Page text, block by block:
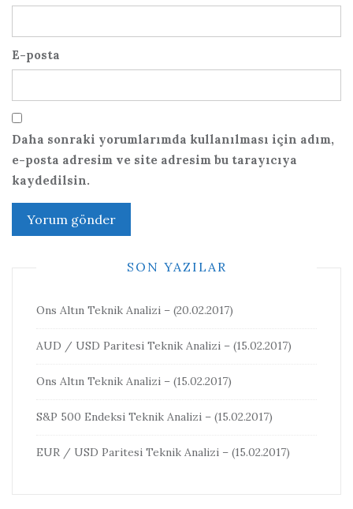
E-posta
Daha sonraki yorumlarımda kullanılması için adım,
e-posta adresim ve site adresim bu tarayıcıya
kaydedilsin.
SON YAZILAR
Ons Altın Teknik Analizi – (20.02.2017)
AUD / USD Paritesi Teknik Analizi – (15.02.2017)
Ons Altın Teknik Analizi – (15.02.2017)
S&P 500 Endeksi Teknik Analizi – (15.02.2017)
EUR / USD Paritesi Teknik Analizi – (15.02.2017)